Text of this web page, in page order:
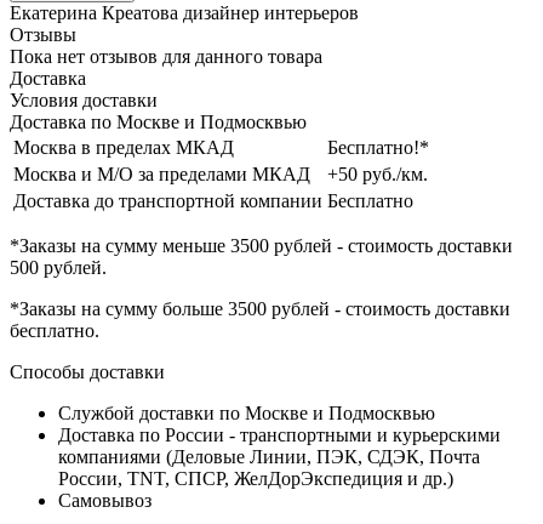
Екатерина Креатова дизайнер интерьеров
Отзывы
Пока нет отзывов для данного товара
Доставка
Условия доставки
Доставка по Москве и Подмосквью
Москва в пределах МКАД
Бесплатно!*
Москва и М/О за пределами МКАД
+50 руб./км.
Доставка до транспортной компании Бесплатно
*Заказы на сумму меньше 3500 рублей - стоимость доставки
500 рублей.
*Заказы на сумму больше 3500 рублей - стоимость доставки
бесплатно.
Способы доставки
Службой доставки по Москве и Подмосквью
Доставка по России - транспортными и курьерскими
компаниями (Деловые Линии, ПЭК, СДЭК, Почта
России, TNT, СПСР, ЖелДорЭкспедиция и др.)
Самовывоз